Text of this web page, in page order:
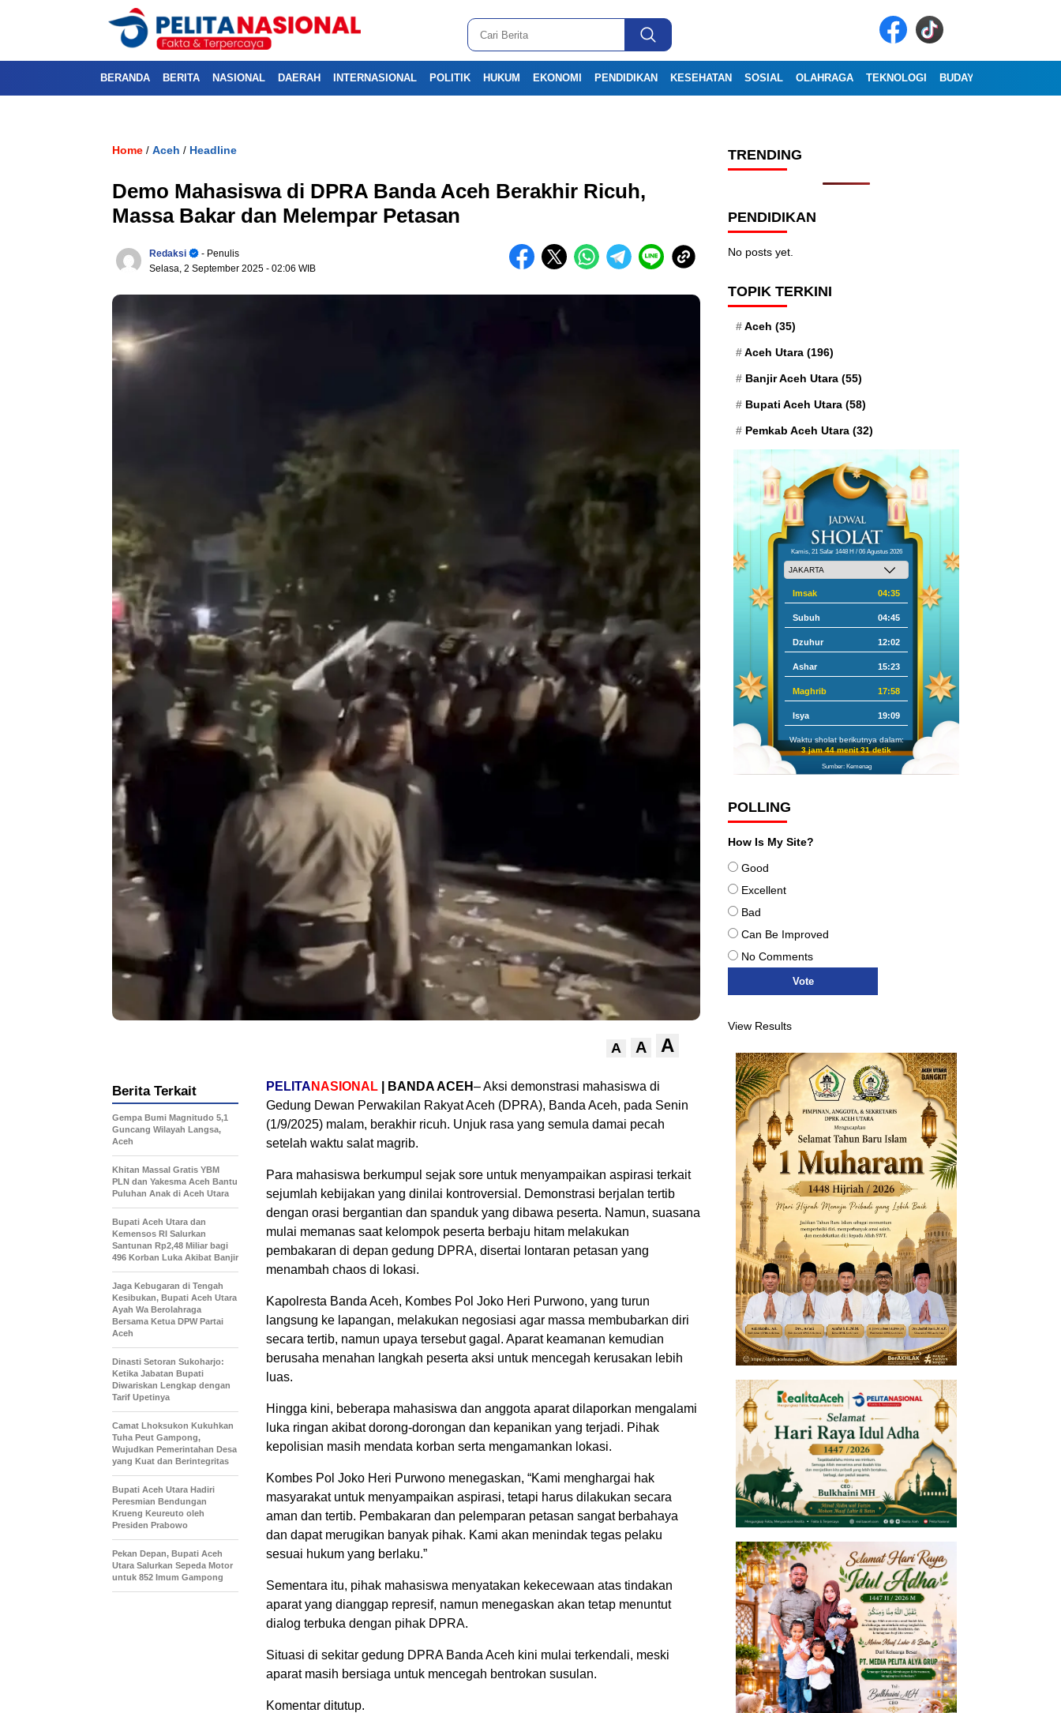
BERANDA BERITA NASIONAL DAERAH INTERNASIONAL POLITIK HUKUM EKONOMI PENDIDIKAN KESEHATAN SOSIAL OLAHRAGA TEKNOLOGI BUDAYA
Home / Aceh / Headline
Demo Mahasiswa di DPRA Banda Aceh Berakhir Ricuh,
Massa Bakar dan Melempar Petasan
Redaksi
- Penulis
Selasa, 2 September 2025 - 02:06 WIB
A A A
PELITA NASIONAL | BANDA ACEH– Aksi demonstrasi mahasiswa di
Gedung Dewan Perwakilan Rakyat Aceh (DPRA), Banda Aceh, pada Senin
(1/9/2025) malam, berakhir ricuh. Unjuk rasa yang semula damai pecah
setelah waktu salat magrib.
Para mahasiswa berkumpul sejak sore untuk menyampaikan aspirasi terkait
sejumlah kebijakan yang dinilai kontroversial. Demonstrasi berjalan tertib
dengan orasi bergantian dan spanduk yang dibawa peserta. Namun, suasana
mulai memanas saat kelompok peserta berbaju hitam melakukan
pembakaran di depan gedung DPRA, disertai lontaran petasan yang
menambah chaos di lokasi.
Kapolresta Banda Aceh, Kombes Pol Joko Heri Purwono, yang turun
langsung ke lapangan, melakukan negosiasi agar massa membubarkan diri
secara tertib, namun upaya tersebut gagal. Aparat keamanan kemudian
berusaha menahan langkah peserta aksi untuk mencegah kerusakan lebih
luas.
Hingga kini, beberapa mahasiswa dan anggota aparat dilaporkan mengalami
luka ringan akibat dorong-dorongan dan kepanikan yang terjadi. Pihak
kepolisian masih mendata korban serta mengamankan lokasi.
Kombes Pol Joko Heri Purwono menegaskan, “Kami menghargai hak
masyarakat untuk menyampaikan aspirasi, tetapi harus dilakukan secara
aman dan tertib. Pembakaran dan pelemparan petasan sangat berbahaya
dan dapat merugikan banyak pihak. Kami akan menindak tegas pelaku
sesuai hukum yang berlaku.”
Sementara itu, pihak mahasiswa menyatakan kekecewaan atas tindakan
aparat yang dianggap represif, namun menegaskan akan tetap menuntut
dialog terbuka dengan pihak DPRA.
Situasi di sekitar gedung DPRA Banda Aceh kini mulai terkendali, meski
aparat masih bersiaga untuk mencegah bentrokan susulan.
Komentar ditutup.
Berita Terkait
Gempa Bumi Magnitudo 5,1
Guncang Wilayah Langsa,
Aceh
Khitan Massal Gratis YBM
PLN dan Yakesma Aceh Bantu
Puluhan Anak di Aceh Utara
Bupati Aceh Utara dan
Kemensos RI Salurkan
Santunan Rp2,48 Miliar bagi
496 Korban Luka Akibat Banjir
Jaga Kebugaran di Tengah
Kesibukan, Bupati Aceh Utara
Ayah Wa Berolahraga
Bersama Ketua DPW Partai
Aceh
Dinasti Setoran Sukoharjo:
Ketika Jabatan Bupati
Diwariskan Lengkap dengan
Tarif Upetinya
Camat Lhoksukon Kukuhkan
Tuha Peut Gampong,
Wujudkan Pemerintahan Desa
yang Kuat dan Berintegritas
Bupati Aceh Utara Hadiri
Peresmian Bendungan
Krueng Keureuto oleh
Presiden Prabowo
Pekan Depan, Bupati Aceh
Utara Salurkan Sepeda Motor
untuk 852 Imum Gampong
TRENDING
PENDIDIKAN
No posts yet.
TOPIK TERKINI
Aceh (35)
Aceh Utara (196)
Banjir Aceh Utara (55)
Bupati Aceh Utara (58)
Pemkab Aceh Utara (32)
Kamis, 21 Safar 1448 H / 06 Agustus 2026
Imsak 04:35
Subuh 04:45
Dzuhur 12:02
Ashar 15:23
Maghrib 17:58
Isya 19:09
Waktu sholat berikutnya dalam:
3 jam 44 menit 29 detik
Sumber: Kemenag
POLLING
How Is My Site?
Good
Excellent
Bad
Can Be Improved
No Comments
View Results